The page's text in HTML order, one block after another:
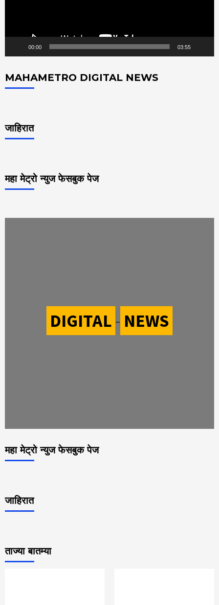
00:00 03:55
MAHAMETRO DIGITAL NEWS
जाहिरात
महा मेट्रो न्युज फेसबुक पेज
DIGITAL - NEWS
महा मेट्रो न्युज फेसबुक पेज
जाहिरात
ताज्या बातम्या